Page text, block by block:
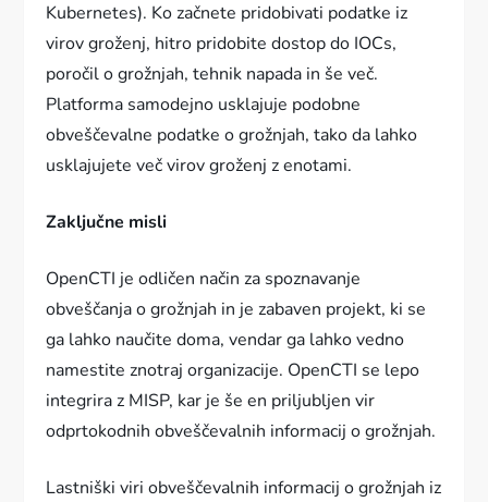
Kubernetes). Ko začnete pridobivati podatke iz
virov groženj, hitro pridobite dostop do IOCs,
poročil o grožnjah, tehnik napada in še več.
Platforma samodejno usklajuje podobne
obveščevalne podatke o grožnjah, tako da lahko
usklajujete več virov groženj z enotami.
Zaključne misli
OpenCTI je odličen način za spoznavanje
obveščanja o grožnjah in je zabaven projekt, ki se
ga lahko naučite doma, vendar ga lahko vedno
namestite znotraj organizacije. OpenCTI se lepo
integrira z MISP, kar je še en priljubljen vir
odprtokodnih obveščevalnih informacij o grožnjah.
Lastniški viri obveščevalnih informacij o grožnjah iz